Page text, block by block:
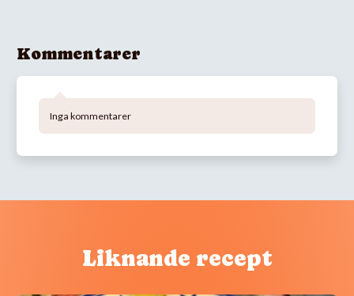
Kommentarer
Inga kommentarer
Liknande recept